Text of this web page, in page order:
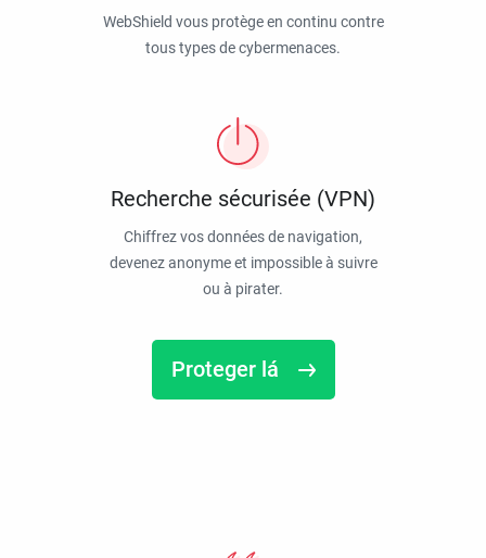
WebShield vous protège en continu contre
tous types de cybermenaces.
Recherche sécurisée (VPN)
Chiffrez vos données de navigation,
devenez anonyme et impossible à suivre
ou à pirater.
Proteger lá